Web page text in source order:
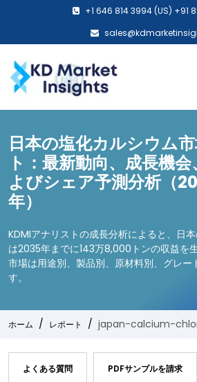
+1 646 814 3994 (US) +91
日本の塩化カルシウム
ト：最新動向、成長機
よびシェア予測分析（
年）
KDMIアナリストの成長分析によると、日
は2035年までに143万8,000トンの収益を
市場は用途別、製品別、原材料別、グレー
す。
ホーム レポート japan-calcium-
よくある質問 PDFサンプルを請求